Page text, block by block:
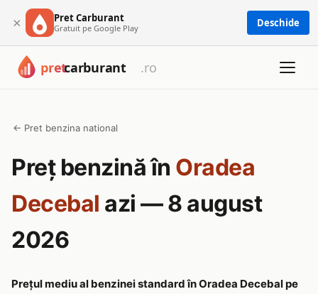
× Pret Carburant
Gratuit pe Google Play Deschide
← Pret benzina national
Preț benzină în Oradea
Decebal azi — 8 august
2026
Prețul mediu al benzinei standard în Oradea Decebal pe